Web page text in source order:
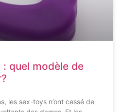
quel modèle de
les sex-toys n’ont cessé de